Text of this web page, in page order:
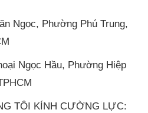
Ngọc, Phường Phú Trung,
Ngọc Hầu, Phường Hiệp
TÔI KÍNH CƯỜNG LỰC: